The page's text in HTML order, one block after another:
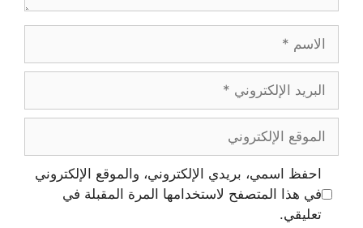
الاسم
البريد
الإلكتروني
الموقع
الإلكتروني
احفظ اسمي، بريدي الإلكتروني، والموقع الإلكتروني
في هذا المتصفح لاستخدامها المرة المقبلة في
تعليقي.